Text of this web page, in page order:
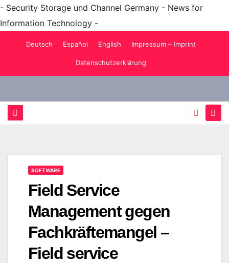
- Security Storage und Channel Germany - News for
Information Technology -
Deutsch Español English Impressum – Imprint
Datenschutzerklärung
SOFTWARE
Field Service
Management gegen
Fachkräftemangel –
Field service